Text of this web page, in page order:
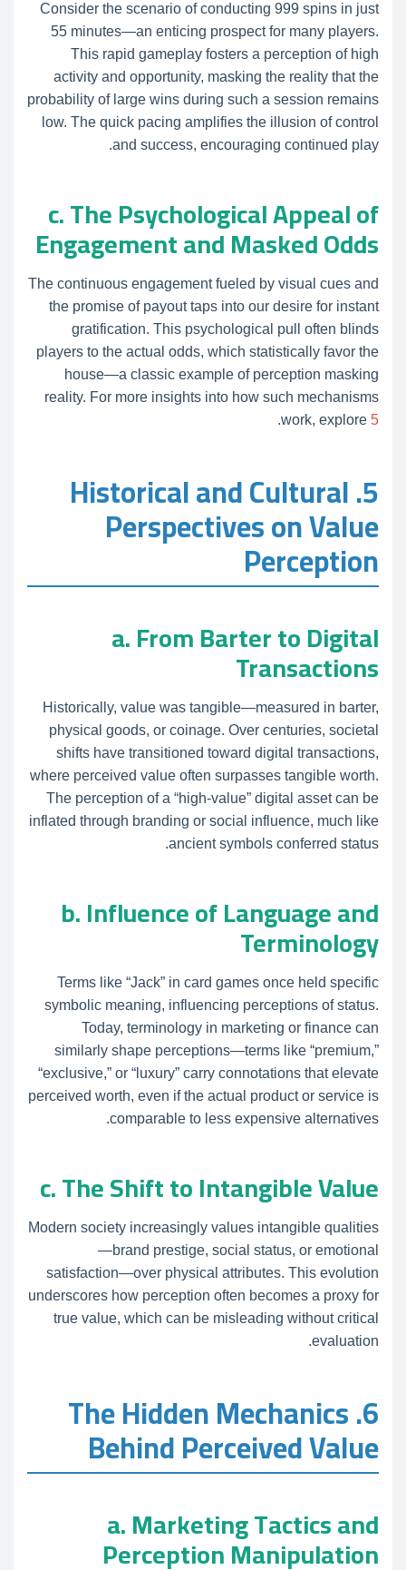
Consider the scenario of conducting 999 spins in just
55 minutes—an enticing prospect for many players.
This rapid gameplay fosters a perception of high
activity and opportunity, masking the reality that the
probability of large wins during such a session remains
low. The quick pacing amplifies the illusion of control
and success, encouraging continued play.
c. The Psychological Appeal of
Engagement and Masked Odds
The continuous engagement fueled by visual cues and
the promise of payout taps into our desire for instant
gratification. This psychological pull often blinds
players to the actual odds, which statistically favor the
house—a classic example of perception masking
reality. For more insights into how such mechanisms
work, explore 5
.
5. Historical and Cultural
Perspectives on Value
Perception
a. From Barter to Digital
Transactions
Historically, value was tangible—measured in barter,
physical goods, or coinage. Over centuries, societal
shifts have transitioned toward digital transactions,
where perceived value often surpasses tangible worth.
The perception of a “high-value” digital asset can be
inflated through branding or social influence, much like
ancient symbols conferred status.
b. Influence of Language and
Terminology
Terms like “Jack” in card games once held specific
symbolic meaning, influencing perceptions of status.
Today, terminology in marketing or finance can
similarly shape perceptions—terms like “premium,”
“exclusive,” or “luxury” carry connotations that elevate
perceived worth, even if the actual product or service is
comparable to less expensive alternatives.
c. The Shift to Intangible Value
Modern society increasingly values intangible qualities
—brand prestige, social status, or emotional
satisfaction—over physical attributes. This evolution
underscores how perception often becomes a proxy for
true value, which can be misleading without critical
evaluation.
6. The Hidden Mechanics
Behind Perceived Value
a. Marketing Tactics and
Perception Manipulation